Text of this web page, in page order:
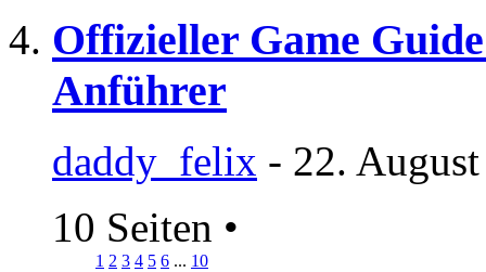
Offizieller Game
Anführer
daddy_felix - 22.
10 Seiten •
1 2 3 4 5 6 ... 10